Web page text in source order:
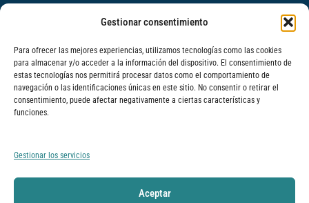
Gestionar consentimiento
Para ofrecer las mejores experiencias, utilizamos tecnologías como las cookies
para almacenar y/o acceder a la información del dispositivo. El consentimiento de
estas tecnologías nos permitirá procesar datos como el comportamiento de
navegación o las identificaciones únicas en este sitio. No consentir o retirar el
consentimiento, puede afectar negativamente a ciertas características y
funciones.
Gestionar los servicios
Aceptar
info@elcaminodelelder.com
Síguenos
Suscrbete a nuestra newsletter
Dinámica para mejorar la escucha en equipos: Escuchar a tres niveles
Formación para la cultura del feedback